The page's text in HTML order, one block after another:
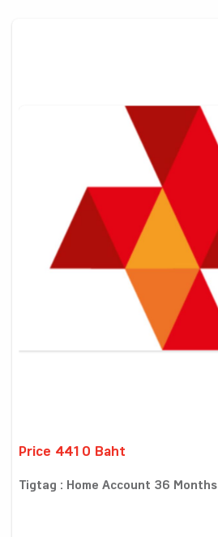
Price 4410 Baht
Tigtag : Home Account 36 Months